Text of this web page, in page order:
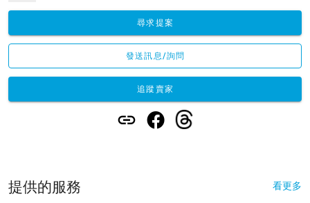
尋求提案
發送訊息/詢問
追蹤賣家
提供的服務 看更多